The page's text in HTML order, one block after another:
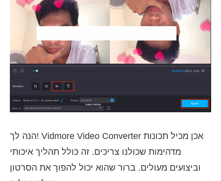
הנה לך! Vidmore Video Converter אכן מכיל תכונות
מדהימות שכולנו צריכים. זה כולל תהליך איכותי
וביצועים מעולים. ברור שהוא יכול להפוך את הסרטון